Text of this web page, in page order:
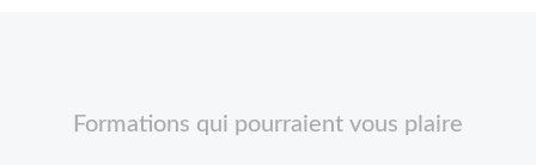
Formations qui pourraient vous plaire